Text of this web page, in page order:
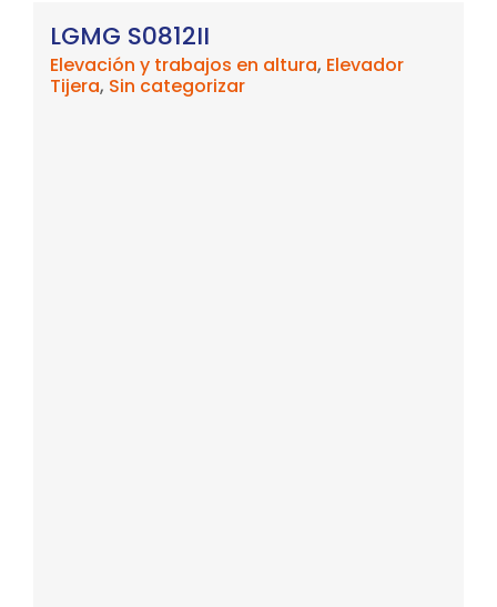
LGMG S0812II
Elevación y trabajos en altura, Elevador
Tijera, Sin categorizar